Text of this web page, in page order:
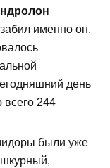
забил именно он.
день
всего 244
были уже